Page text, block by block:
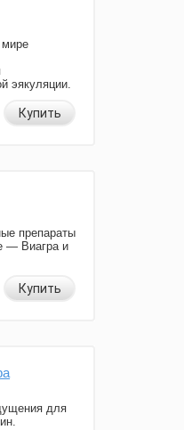
мире
эякуляции.
Купить
препараты
— Виагра и
Купить
для